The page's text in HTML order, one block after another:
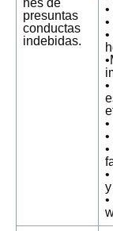
nes de
presuntas
conductas
indebidas.